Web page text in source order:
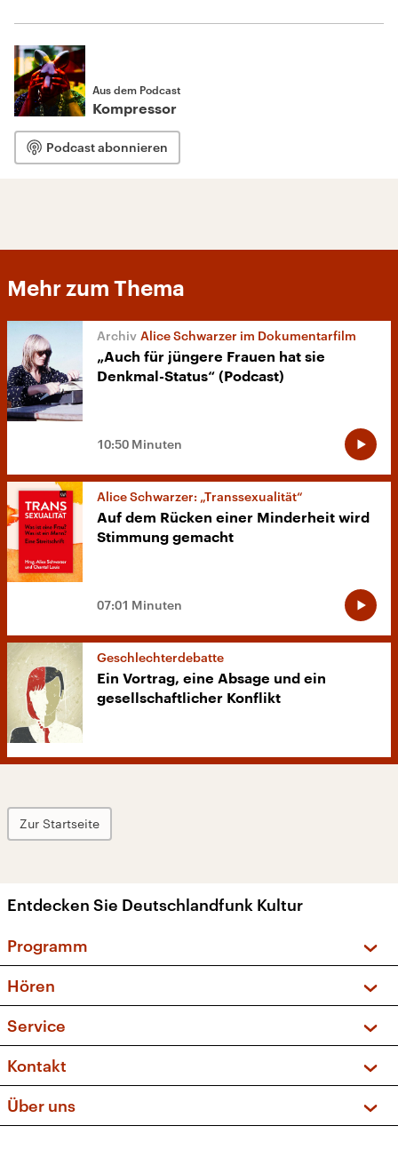
Aus dem Podcast
Kompressor
Podcast abonnieren
Mehr zum Thema
Alice Schwarzer im Dokumentarfilm
„Auch für jüngere Frauen hat sie
Denkmal-Status“ (Podcast)
10:50 Minuten
Alice Schwarzer: „Transsexualität“
Auf dem Rücken einer Minderheit wird
Stimmung gemacht
07:01 Minuten
Geschlechterdebatte
Ein Vortrag, eine Absage und ein
gesellschaftlicher Konflikt
Zur Startseite
Entdecken Sie Deutschlandfunk Kultur
Programm
Sendungen und Podcasts
Musikliste
Kakadu – Das Kinderprogramm
Hören
Frequenzen (UKW + DAB+)
Service
FAQ
Apps
Newsletter
Kontakt
Social Media
Über uns